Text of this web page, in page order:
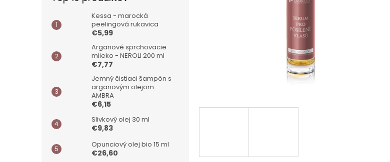
Kessa - marocká
peelingová rukavica
€5,99
Arganové sprchovacie
mlieko - NEROLI 200 ml
€7,77
Jemný čistiaci šampón s
arganovým olejom -
AMBRA
€6,15
Slivkový olej 30 ml
€9,83
Opunciový olej bio 15 ml
€26,60